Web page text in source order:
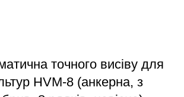
точного висіву для
HVM-8 (анкерна, з